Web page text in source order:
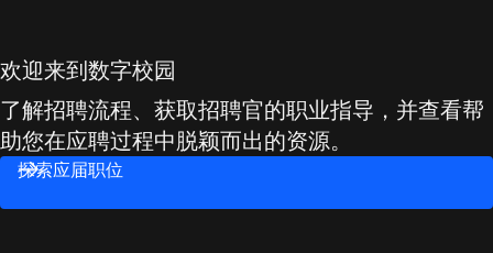
欢迎来到数字校园
了解招聘流程、获取招聘官的职业指导，并查看帮
助您在应聘过程中脱颖而出的资源。
探索应届职位